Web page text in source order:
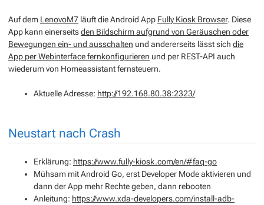
Auf dem LenovoM7 läuft die Android App Fully Kiosk Browser. Diese
App kann einerseitsden Bildschirm aufgrund von Geräuschen oder
Bewegungen ein- und ausschalten und andererseits lässt sich die
App per Webinterface fernkonfigurieren und per REST-API auch
wiederum von Homeassistant fernsteuern.
Aktuelle Adresse: http://192.168.80.38:2323/
Neustart nach Crash
Erklärung: https://www.fully-kiosk.com/en/#faq-go
Mühsam mit Android Go, erst Developer Mode aktivieren und
dann der App mehr Rechte geben, dann rebooten
Anleitung: https://www.xda-developers.com/install-adb-